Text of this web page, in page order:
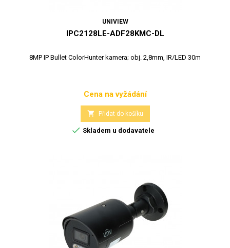
UNIVIEW
IPC2128LE-ADF28KMC-DL
8MP IP Bullet ColorHunter kamera; obj. 2,8mm, IR/LED 30m
Cena
Cena na vyžádání
 Přidat do košíku
 Skladem u dodavatele